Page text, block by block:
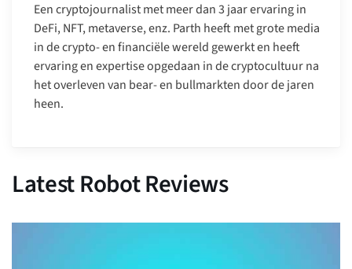
Een cryptojournalist met meer dan 3 jaar ervaring in
DeFi, NFT, metaverse, enz. Parth heeft met grote media
in de crypto- en financiële wereld gewerkt en heeft
ervaring en expertise opgedaan in de cryptocultuur na
het overleven van bear- en bullmarkten door de jaren
heen.
Latest Robot Reviews